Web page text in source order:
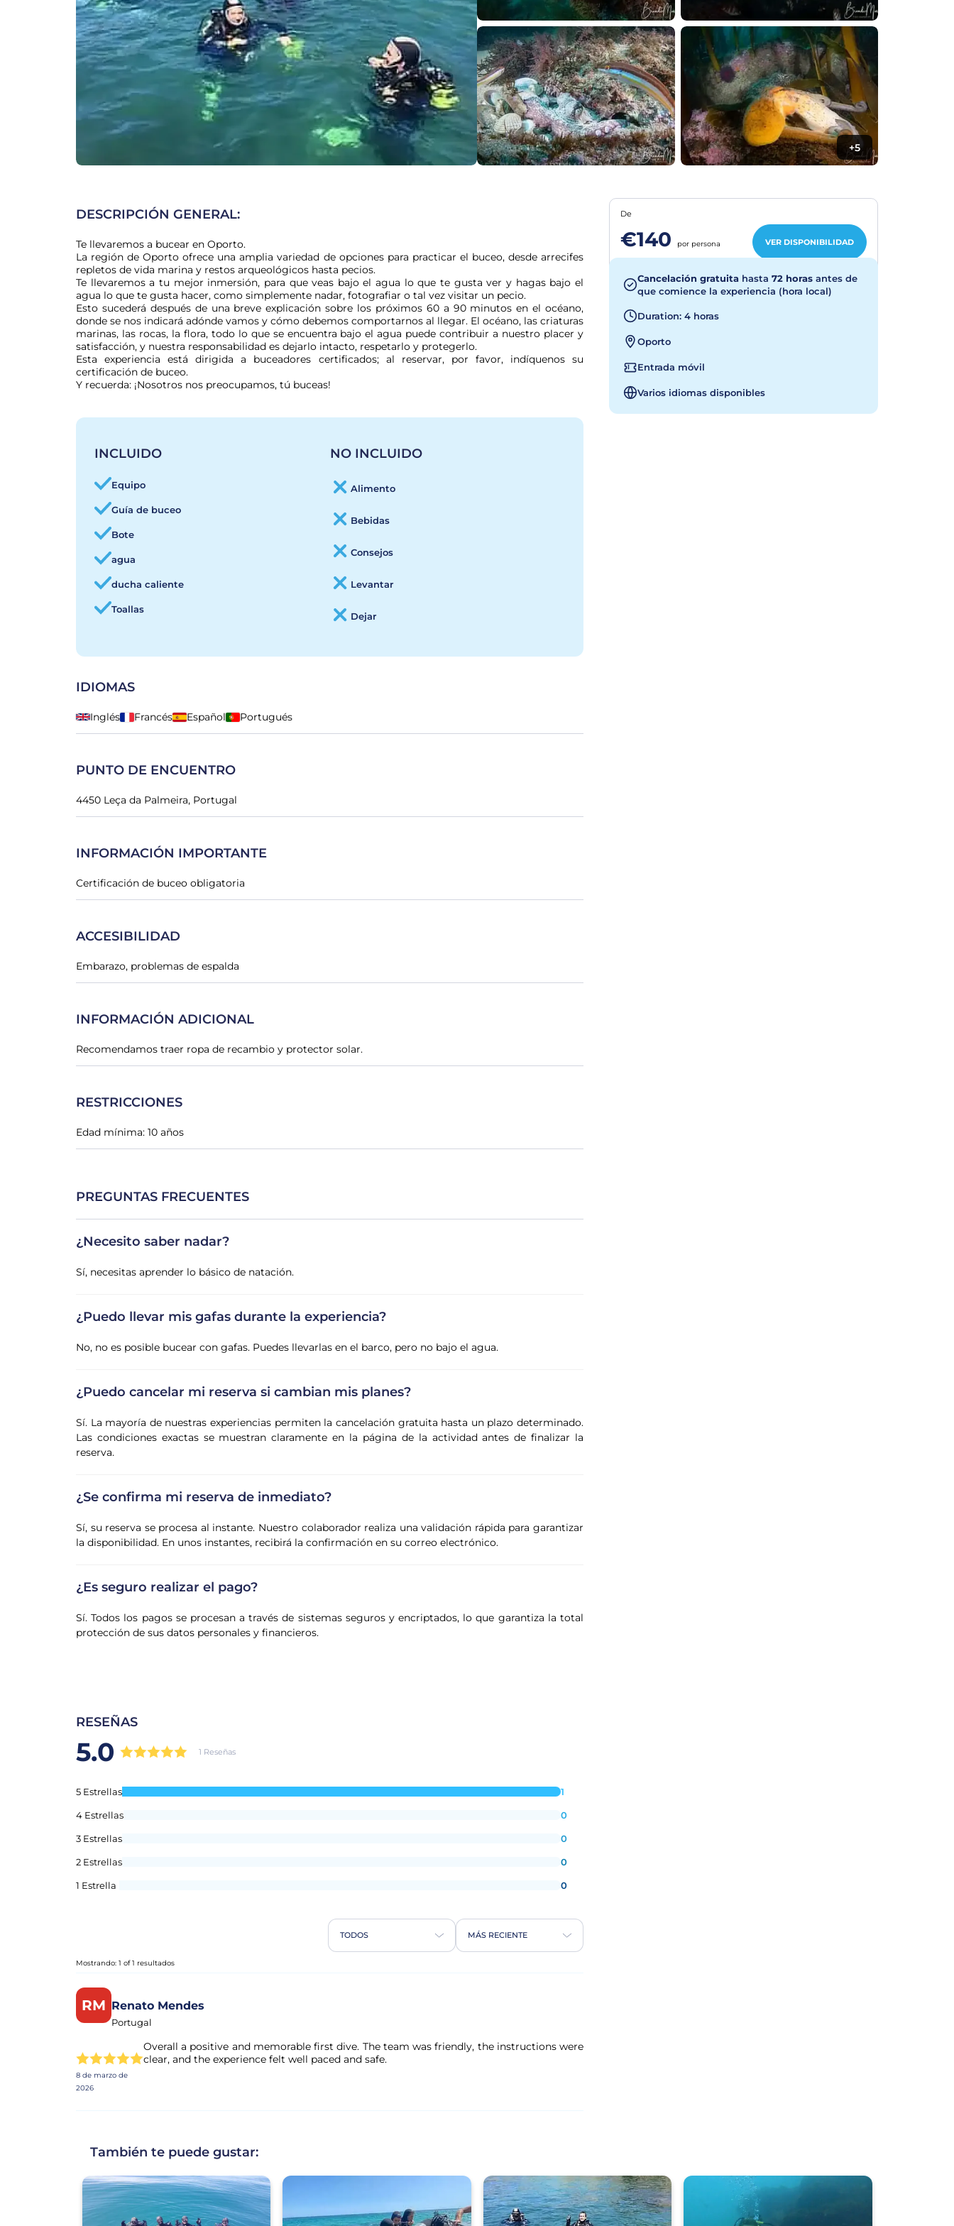
+5
DESCRIPCIÓN GENERAL:
Te llevaremos a bucear en Oporto.
La región de Oporto ofrece una amplia variedad de opciones para practicar el buceo, desde arrecifes
repletos de vida marina y restos arqueológicos hasta pecios.
Te llevaremos a tu mejor inmersión, para que veas bajo el agua lo que te gusta ver y hagas bajo el
agua lo que te gusta hacer, como simplemente nadar, fotografiar o tal vez visitar un pecio.
Esto sucederá después de una breve explicación sobre los próximos 60 a 90 minutos en el océano,
donde se nos indicará adónde vamos y cómo debemos comportarnos al llegar. El océano, las criaturas
marinas, las rocas, la flora, todo lo que se encuentra bajo el agua puede contribuir a nuestro placer y
satisfacción, y nuestra responsabilidad es dejarlo intacto, respetarlo y protegerlo.
Esta experiencia está dirigida a buceadores certificados; al reservar, por favor, indíquenos su
certificación de buceo.
Y recuerda: ¡Nosotros nos preocupamos, tú buceas!
INCLUIDO
Equipo
Guía de buceo
Bote
agua
ducha caliente
Toallas
NO INCLUIDO
Alimento
Bebidas
Consejos
Levantar
Dejar
IDIOMAS
Inglés Francés Español Portugués
PUNTO DE ENCUENTRO
4450 Leça da Palmeira, Portugal
INFORMACIÓN IMPORTANTE
Certificación de buceo obligatoria
ACCESIBILIDAD
Embarazo, problemas de espalda
INFORMACIÓN ADICIONAL
Recomendamos traer ropa de recambio y protector solar.
RESTRICCIONES
Edad mínima: 10 años
PREGUNTAS FRECUENTES
¿Necesito saber nadar?
Sí, necesitas aprender lo básico de natación.
¿Puedo llevar mis gafas durante la experiencia?
No, no es posible bucear con gafas. Puedes llevarlas en el barco, pero no bajo el agua.
¿Puedo cancelar mi reserva si cambian mis planes?
Sí. La mayoría de nuestras experiencias permiten la cancelación gratuita hasta un plazo determinado.
Las condiciones exactas se muestran claramente en la página de la actividad antes de finalizar la
reserva.
¿Se confirma mi reserva de inmediato?
Sí, su reserva se procesa al instante. Nuestro colaborador realiza una validación rápida para garantizar
la disponibilidad. En unos instantes, recibirá la confirmación en su correo electrónico.
¿Es seguro realizar el pago?
Sí. Todos los pagos se procesan a través de sistemas seguros y encriptados, lo que garantiza la total
protección de sus datos personales y financieros.
RESEÑAS
5.0 1 Reseñas
5 Estrellas 1
4 Estrellas 0
3 Estrellas 0
2 Estrellas 0
1 Estrella 0
TODOS MÁS RECIENTE
Mostrando: 1 of 1 resultados
RM Renato Mendes
Portugal
8 de marzo de
2026
Overall a positive and memorable first dive. The team was friendly, the instructions were
clear, and the experience felt well paced and safe.
De
€140 por persona VER DISPONIBILIDAD
Cancelación gratuita hasta 72 horas antes de
que comience la experiencia (hora local)
Duration: 4 horas
Oporto
Entrada móvil
Varios idiomas disponibles
También te puede gustar: